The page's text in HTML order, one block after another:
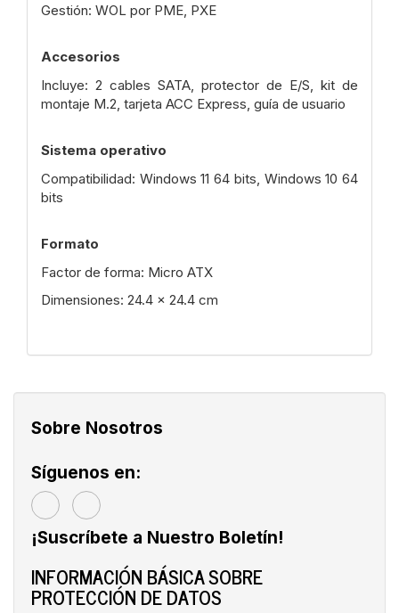
Gestión: WOL por PME, PXE
Accesorios
Incluye: 2 cables SATA, protector de E/S, kit de
montaje M.2, tarjeta ACC Express, guía de usuario
Sistema operativo
Compatibilidad: Windows 11 64 bits, Windows 10 64
bits
Formato
Factor de forma: Micro ATX
Dimensiones: 24.4 x 24.4 cm
Sobre Nosotros
Síguenos en:
¡Suscríbete a Nuestro Boletín!
INFORMACIÓN BÁSICA SOBRE
PROTECCIÓN DE DATOS